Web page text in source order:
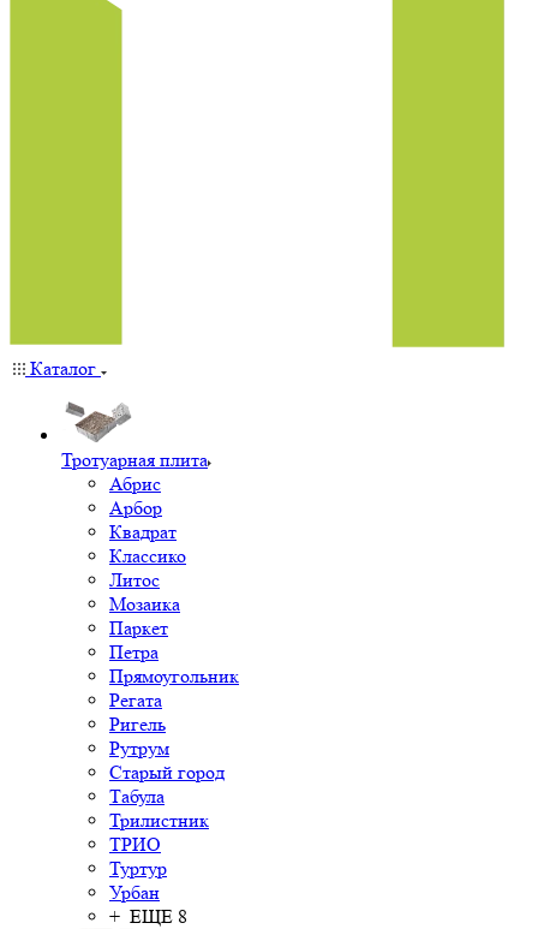
Каталог
Тротуарная плита
Абрис
Арбор
Квадрат
Классико
Литос
Мозаика
Паркет
Петра
Прямоугольник
Регата
Ригель
Рутрум
Старый город
Табула
Трилистник
ТРИО
Туртур
Урбан
+ ЕЩЕ 8